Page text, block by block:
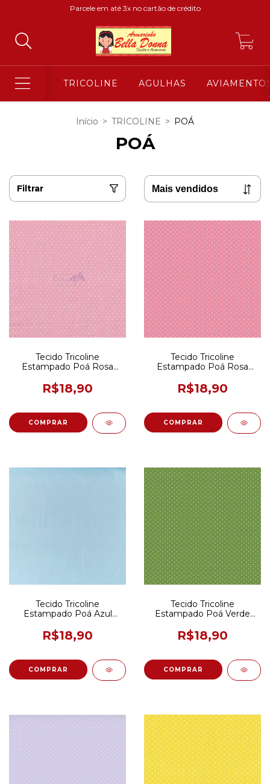
Parcele em até 3x no cartão de crédito
TRICOLINE AGULHAS
Início > TRICOLINE > POÁ
POÁ
Filtrar
Tecido Tricoline
Estampado Poá Rosa
R$18,90
Tecido Tricoline
Estampado Poá Rosa
R$18,90
Tecido Tricoline
Estampado Poá Azul
R$18,90
Tecido Tricoline
Estampado Poá Verde
R$18,90